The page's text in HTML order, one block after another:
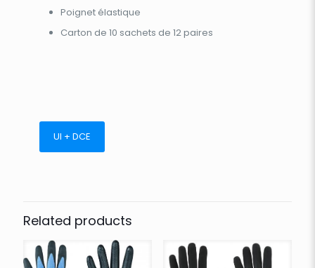
Poignet élastique
Carton de 10 sachets de 12 paires
UI + DCE
Related products